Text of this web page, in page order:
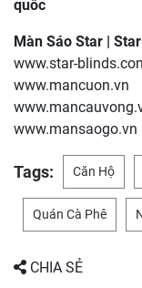
quốc
Màn Sáo Star |
www.star-
www.mancuon.vn
www.mansaogo.vn
Tags: Căn Hộ
Quán Cà Phê
CHIA SẺ